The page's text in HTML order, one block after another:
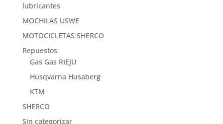
lubricantes
MOCHILAS USWE
MOTOCICLETAS SHERCO
Repuestos
Gas Gas RIEJU
Husqvarna Husaberg
KTM
SHERCO
Sin categorizar